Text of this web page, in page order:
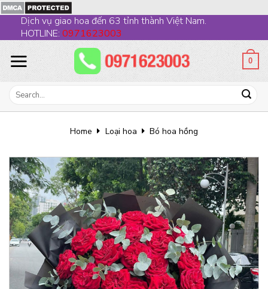
to
content
Dịch vụ giao hoa đến 63 tỉnh thành Việt Nam.
HOTLINE: 0971623003
0
Search
Home Loại hoa Bó hoa hồng